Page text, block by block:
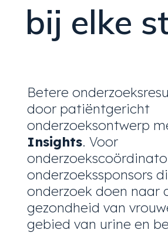
bij elke
Betere
door patiëntgericht
onderzoeksontwerp
Insights. Voor
onderzoekssponsors
onderzoek doen naar
gezondheid van
gebied van urine en